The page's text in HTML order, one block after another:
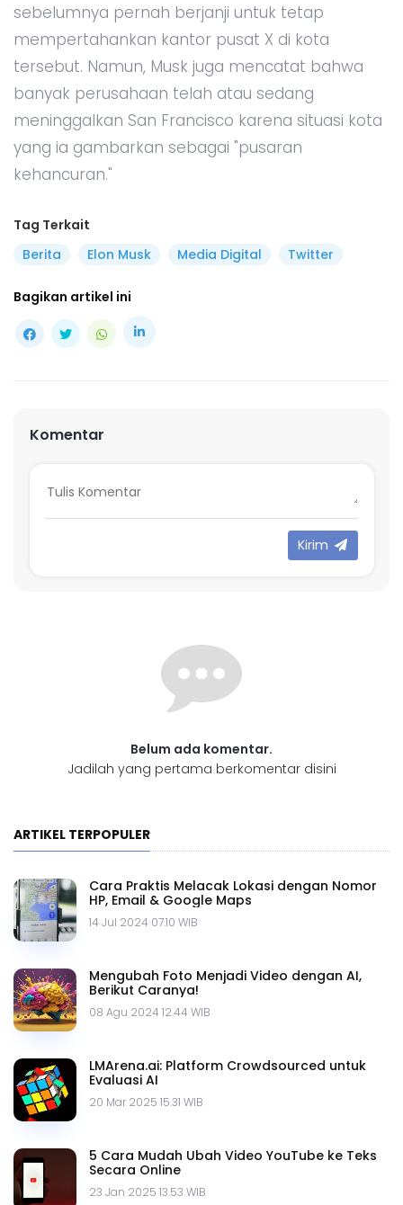
sebelumnya pernah berjanji untuk tetap
mempertahankan kantor pusat X di kota
tersebut. Namun, Musk juga mencatat bahwa
banyak perusahaan telah atau sedang
meninggalkan San Francisco karena situasi kota
yang ia gambarkan sebagai "pusaran
kehancuran."
Tag Terkait
Berita
Elon Musk Media Digital Twitter
Bagikan artikel ini
Komentar
Kirim
Belum ada komentar.
Jadilah yang pertama berkomentar disini
ARTIKEL TERPOPULER
Cara Praktis Melacak Lokasi dengan Nomor
HP, Email & Google Maps
14 Jul 2024 07.10 WIB
Mengubah Foto Menjadi Video dengan AI,
Berikut Caranya!
08 Agu 2024 12.44 WIB
LMArena.ai: Platform Crowdsourced untuk
Evaluasi AI
20 Mar 2025 15.31 WIB
5 Cara Mudah Ubah Video YouTube ke Teks
Secara Online
23 Jan 2025 13.53 WIB